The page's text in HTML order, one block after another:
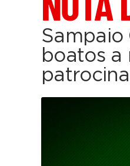
Sampaio
boatos a